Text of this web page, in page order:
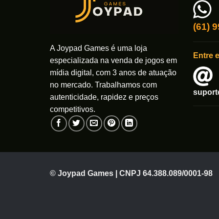
A Joypad Games é uma loja
especializada na venda de jogos em
mídia digital, com 3 anos de atuação
no mercado. Trabalhamos com
autenticidade, rapidez e preços
competitivos.
(61)
Entre
© Joypad Games | CNPJ 64.388.089/0001-98